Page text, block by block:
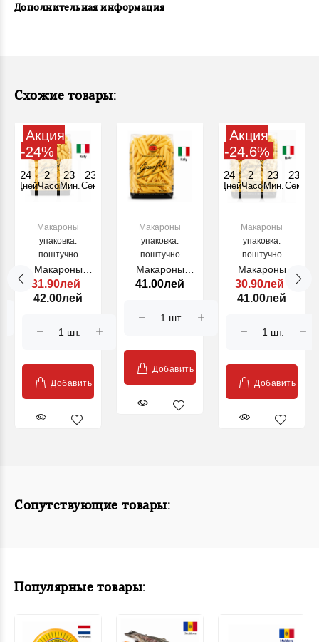
Дополнительная информация
Схожие товары:
24
Дней
2
Часов
23
Мин.
23
Секунд
Акция
-24%
Макароны
упаковка:
поштучно
Макароны
GNOCCHI
SARDI №.36,
31.90лей
42.00лей
Добавить
Макароны
упаковка:
поштучно
Макароны
PENE ZITI
500 г.
41.00лей
Добавить
24
Дней
2
Часов
23
Мин.
23
Секунд
Акция
-24.6%
Макароны
упаковка:
поштучно
Макароны
FUSILLI
BUCATI №.64,
30.90лей
41.00лей
Добавить
Сопутствующие товары:
Популярные товары: